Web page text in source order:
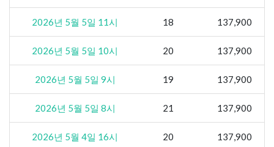
2026년 5월 5일 11시 18 137,900
2026년 5월 5일 10시 20 137,900
2026년 5월 5일 9시 19 137,900
2026년 5월 5일 8시 21 137,900
2026년 5월 4일 16시 20 137,900